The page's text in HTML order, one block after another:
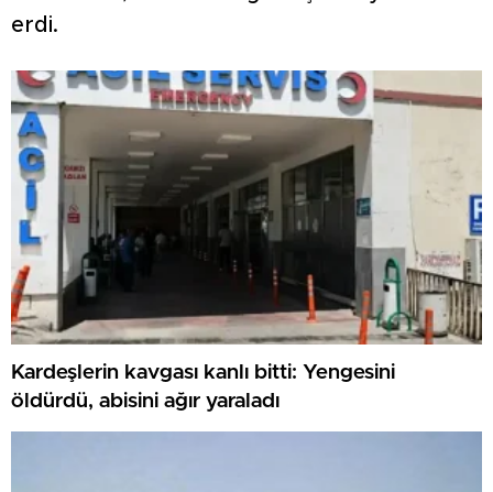
erdi.
Kardeşlerin kavgası kanlı bitti: Yengesini
öldürdü, abisini ağır yaraladı